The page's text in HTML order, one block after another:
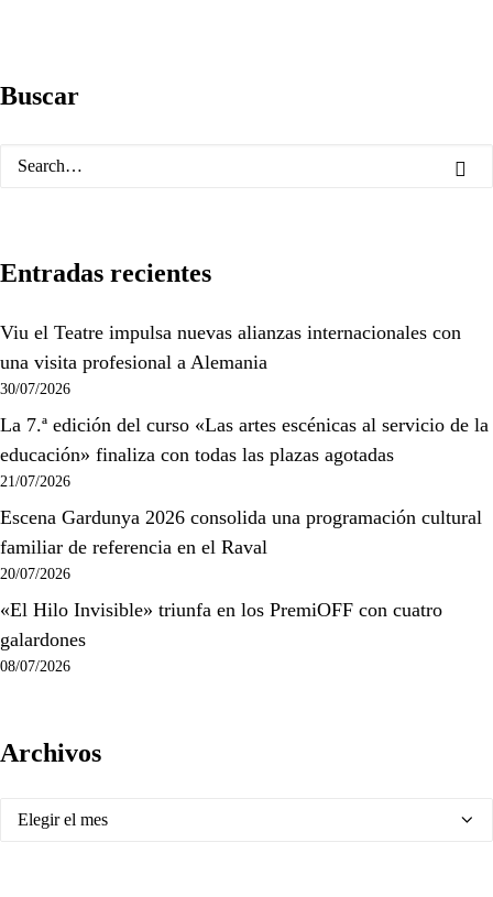
Buscar
Entradas recientes
Viu el Teatre impulsa nuevas alianzas internacionales con
una visita profesional a Alemania
30/07/2026
La 7.ª edición del curso «Las artes escénicas al servicio de la
educación» finaliza con todas las plazas agotadas
21/07/2026
Escena Gardunya 2026 consolida una programación cultural
familiar de referencia en el Raval
20/07/2026
«El Hilo Invisible» triunfa en los PremiOFF con cuatro
galardones
08/07/2026
Archivos
Archivos